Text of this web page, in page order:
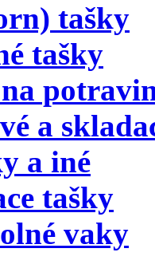
tašky
tašky
a
a iné
tašky
vaky